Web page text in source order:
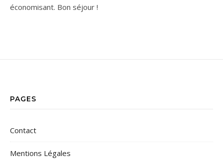
économisant. Bon séjour !
PAGES
Contact
Mentions Légales